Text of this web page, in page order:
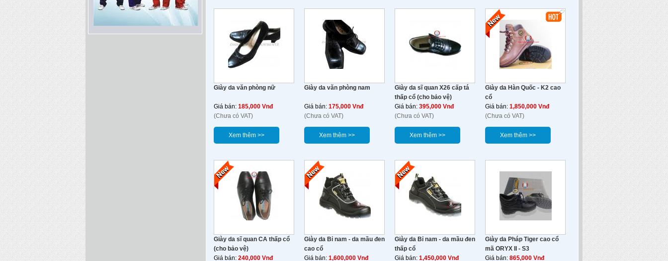
Giày da văn phòng nữ
Giá bán: 185,000 Vnđ
(Chưa có VAT)
Xem thêm >>
Giày da văn phòng nam
Giá bán: 175,000 Vnđ
(Chưa có VAT)
Xem thêm >>
Giày da sĩ quan X26 cấp tá
thấp cổ (cho bảo vệ)
Giá bán: 395,000 Vnđ
(Chưa có VAT)
Xem thêm >>
Giày da Hàn Quốc - K2 cao
cổ
Giá bán: 1,850,000 Vnđ
(Chưa có VAT)
Xem thêm >>
Giày da sĩ quan CA thấp cổ
(cho bảo vệ)
Giá bán: 240,000 Vnđ
Giày da Bỉ nam - da mầu đen
cao cổ
Giá bán: 1,600,000 Vnđ
Giày da Bỉ nam - da mầu đen
thấp cổ
Giá bán: 1,450,000 Vnđ
Giày da Pháp Tiger cao cổ
mã ORYX II - S3
Giá bán: 865,000 Vnđ